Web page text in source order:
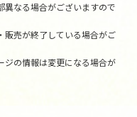
なる場合がございますので
売が終了している場合がご
の情報は変更になる場合が